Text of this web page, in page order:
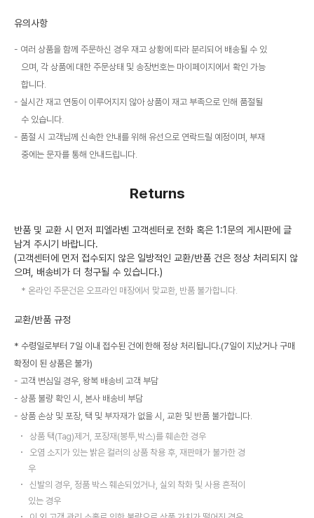
유의사항
여러 상품을 함께 주문하신 경우 재고 상황에 따라 분리되어 배송될 수 있
으며, 각 상품에 대한 주문상태 및 송장번호는 마이페이지에서 확인 가능
합니다.
실시간 재고 연동이 이루어지지 않아 상품이 재고 부족으로 인해 품절될
수 있습니다.
품절 시 고객님께 신속한 안내를 위해 유선으로 연락드릴 예정이며, 부재
중에는 문자를 통해 안내드립니다.
Returns
반품 및 교환 시 먼저 피엘라벤 고객센터로 전화 혹은 1:1문의 게시판에 글
남겨 주시기 바랍니다.
(고객센터에 먼저 접수되지 않은 일방적인 교환/반품 건은 정상 처리되지 않
으며, 배송비가 더 청구될 수 있습니다.)
온라인 주문건은 오프라인 매장에서 맞교환, 반품 불가합니다.
교환/반품 규정
* 수령일로부터 7일 이내 접수된 건에 한해 정상 처리됩니다.(7일이 지났거나 구매
확정이 된 상품은 불가)
고객 변심일 경우, 왕복 배송비 고객 부담
상품 불량 확인 시, 본사 배송비 부담
상품 손상 및 포장, 택 및 부자재가 없을 시, 교환 및 반품 불가합니다.
상품 택(Tag)제거, 포장재(봉투,박스)를 훼손한 경우
오염 소지가 있는 밝은 컬러의 상품 착용 후, 재판매가 불가한 경
우
신발의 경우, 정품 박스 훼손되었거나, 실외 착화 및 사용 흔적이
있는 경우